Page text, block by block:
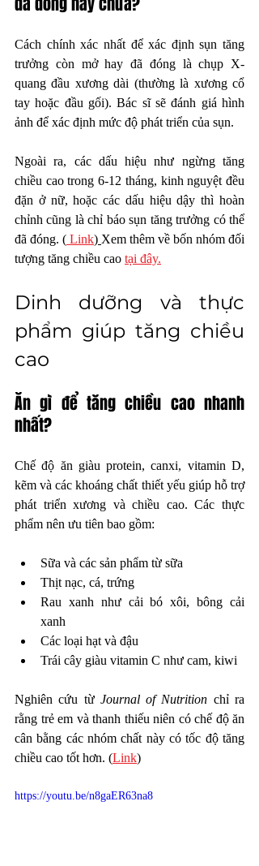
Cách chính xác nhất để xác định sụn tăng
trưởng còn mở hay đã đóng là chụp X-
quang đầu xương dài (thường là xương cổ
tay hoặc đầu gối). Bác sĩ sẽ đánh giá hình
ảnh để xác định mức độ phát triển của sụn.
Ngoài ra, các dấu hiệu như ngừng tăng
chiều cao trong 6-12 tháng, kinh nguyệt đều
đặn ở nữ, hoặc các dấu hiệu dậy thì hoàn
chỉnh cũng là chỉ báo sụn tăng trưởng có thể
đã đóng. ( Link) Xem thêm về bốn nhóm đối
tượng tăng chiều cao tại đây.
Dinh dưỡng và thực
phẩm giúp tăng chiều
cao
Ăn gì để tăng chiều cao nhanh
nhất?
Chế độ ăn giàu protein, canxi, vitamin D,
kẽm và các khoáng chất thiết yếu giúp hỗ trợ
phát triển xương và chiều cao. Các thực
phẩm nên ưu tiên bao gồm:
Sữa và các sản phẩm từ sữa
Thịt nạc, cá, trứng
Rau xanh như cải bó xôi, bông cải
xanh
Các loại hạt và đậu
Trái cây giàu vitamin C như cam, kiwi
Nghiên cứu từ Journal of Nutrition chỉ ra
rằng trẻ em và thanh thiếu niên có chế độ ăn
cân bằng các nhóm chất này có tốc độ tăng
chiều cao tốt hơn. (Link)
https://youtu.be/n8gaER63na8